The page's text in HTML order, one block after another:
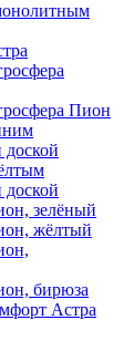
Пион
доской
доской
зелёный
жёлтый
бирюза
Астра